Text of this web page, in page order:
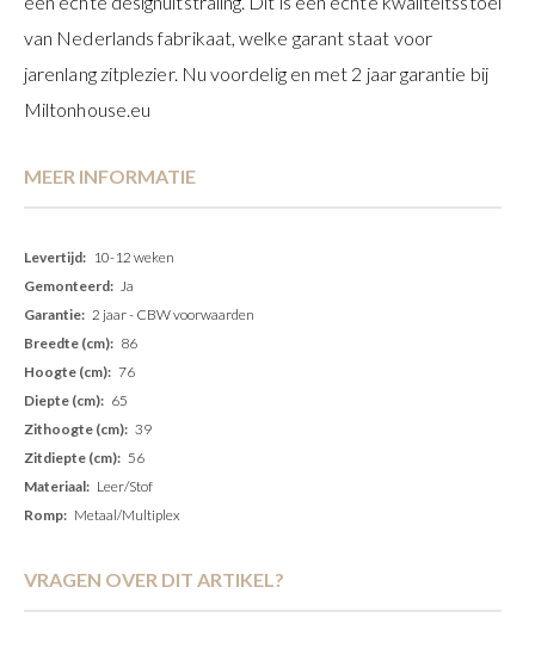
van Nederlands fabrikaat, welke garant staat voor
jarenlang zitplezier. Nu voordelig en met 2 jaar garantie bij
Miltonhouse.eu
MEER INFORMATIE
Meer
informatie
10-12 weken
Ja
2 jaar - CBW voorwaarden
86
76
65
39
56
Leer/Stof
Metaal/Multiplex
VRAGEN OVER DIT ARTIKEL?